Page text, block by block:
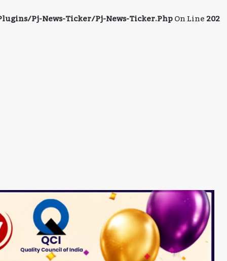
pj-News-Ticker/pj-News-Ticker.phpOn Line202